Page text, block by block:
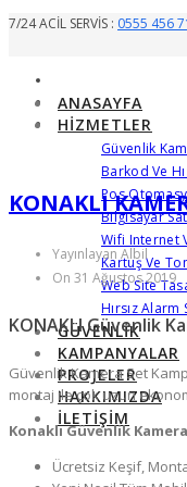
7/24 ACİL SERVİS : 0555 456
ANASAYFA
HIZMETLER
Güvenlik
Barkod Ve
Pos
Bilgisayar
Wifi Internet
Kartuş Ve
Web Site
Hırsız
GÜVENLIK
KAMPANYALAR
PROJELER
HAKKIMIZDA
İLETIŞIM
KONAKLI
Yayınlayan Albil
On 31 Ağustos 2019
KONAKLI Güvenlik
Güvenlik Kamera Set
montaj ile çok uzun
Konaklı Güvenlik
Ücretsiz Keşif,